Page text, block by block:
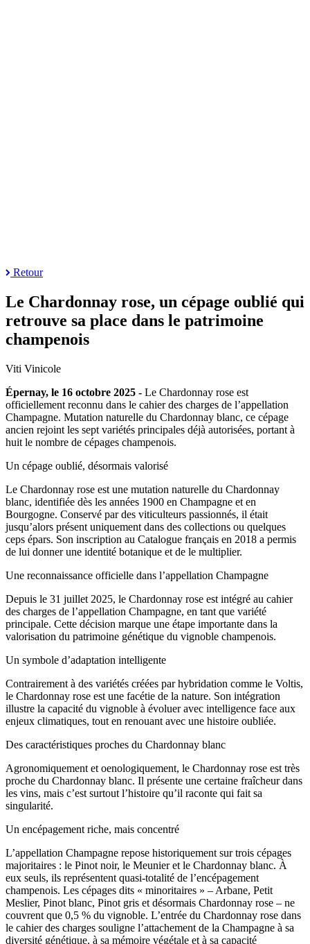
Retour
Le Chardonnay rose, un cépage oublié qui
retrouve sa place dans le patrimoine
champenois
Viti Vinicole
Épernay, le 16 octobre 2025 - Le Chardonnay rose est
officiellement reconnu dans le cahier des charges de l’appellation
Champagne. Mutation naturelle du Chardonnay blanc, ce cépage
ancien rejoint les sept variétés principales déjà autorisées, portant à
huit le nombre de cépages champenois.
Un cépage oublié, désormais valorisé
Le Chardonnay rose est une mutation naturelle du Chardonnay
blanc, identifiée dès les années 1900 en Champagne et en
Bourgogne. Conservé par des viticulteurs passionnés, il était
jusqu’alors présent uniquement dans des collections ou quelques
ceps épars. Son inscription au Catalogue français en 2018 a permis
de lui donner une identité botanique et de le multiplier.
Une reconnaissance officielle dans l’appellation Champagne
Depuis le 31 juillet 2025, le Chardonnay rose est intégré au cahier
des charges de l’appellation Champagne, en tant que variété
principale. Cette décision marque une étape importante dans la
valorisation du patrimoine génétique du vignoble champenois.
Un symbole d’adaptation intelligente
Contrairement à des variétés créées par hybridation comme le Voltis,
le Chardonnay rose est une facétie de la nature. Son intégration
illustre la capacité du vignoble à évoluer avec intelligence face aux
enjeux climatiques, tout en renouant avec une histoire oubliée.
Des caractéristiques proches du Chardonnay blanc
Agronomiquement et oenologiquement, le Chardonnay rose est très
proche du Chardonnay blanc. Il présente une certaine fraîcheur dans
les vins, mais c’est surtout l’histoire qu’il raconte qui fait sa
singularité.
Un encépagement riche, mais concentré
L’appellation Champagne repose historiquement sur trois cépages
majoritaires : le Pinot noir, le Meunier et le Chardonnay blanc. À
eux seuls, ils représentent quasi-totalité de l’encépagement
champenois. Les cépages dits « minoritaires » – Arbane, Petit
Meslier, Pinot blanc, Pinot gris et désormais Chardonnay rose – ne
couvrent que 0,5 % du vignoble. L’entrée du Chardonnay rose dans
le cahier des charges souligne l’attachement de la Champagne à sa
diversité génétique, à sa mémoire végétale et à sa capacité